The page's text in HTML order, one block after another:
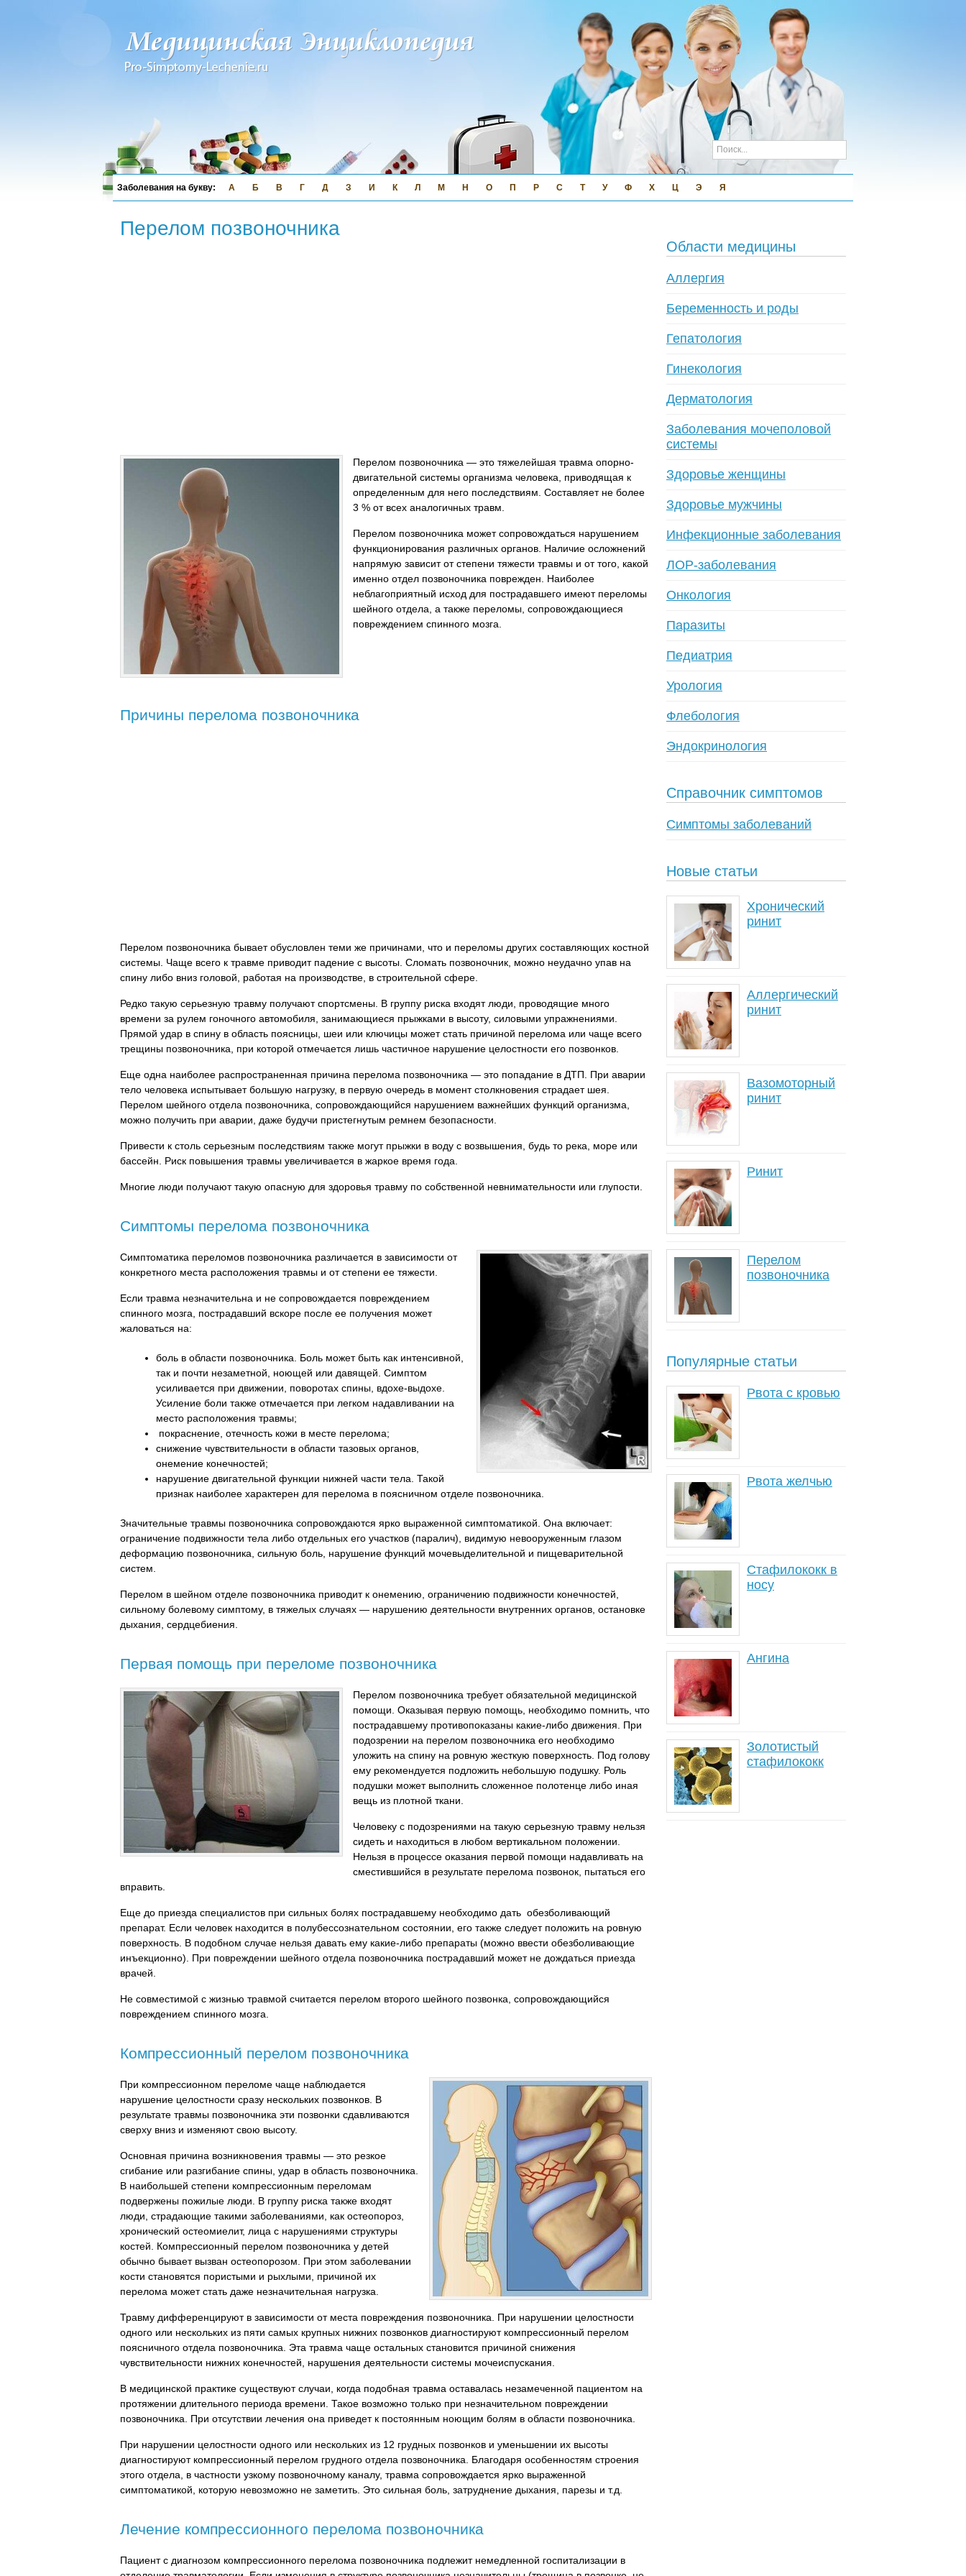
А Б В Г Д З И К Л М Н О П Р С Т У Ф Х Ц Э Я
Перелом позвоночника
Перелом позвоночника — это тяжелейшая травма опорно-
двигательной системы организма человека, приводящая к
определенным для него последствиям. Составляет не более
3 % от всех аналогичных травм.
Перелом позвоночника может сопровождаться нарушением
функционирования различных органов. Наличие осложнений
напрямую зависит от степени тяжести травмы и от того, какой
именно отдел позвоночника поврежден. Наиболее
неблагоприятный исход для пострадавшего имеют переломы
шейного отдела, а также переломы, сопровождающиеся
повреждением спинного мозга.
Причины перелома позвоночника
Перелом позвоночника бывает обусловлен теми же причинами, что и переломы других составляющих костной
системы. Чаще всего к травме приводит падение с высоты. Сломать позвоночник, можно неудачно упав на
спину либо вниз головой, работая на производстве, в строительной сфере.
Редко такую серьезную травму получают спортсмены. В группу риска входят люди, проводящие много
времени за рулем гоночного автомобиля, занимающиеся прыжками в высоту, силовыми упражнениями.
Прямой удар в спину в область поясницы, шеи или ключицы может стать причиной перелома или чаще всего
трещины позвоночника, при которой отмечается лишь частичное нарушение целостности его позвонков.
Еще одна наиболее распространенная причина перелома позвоночника — это попадание в ДТП. При аварии
тело человека испытывает большую нагрузку, в первую очередь в момент столкновения страдает шея.
Перелом шейного отдела позвоночника, сопровождающийся нарушением важнейших функций организма,
можно получить при аварии, даже будучи пристегнутым ремнем безопасности.
Привести к столь серьезным последствиям также могут прыжки в воду с возвышения, будь то река, море или
бассейн. Риск повышения травмы увеличивается в жаркое время года.
Многие люди получают такую опасную для здоровья травму по собственной невнимательности или глупости.
Симптомы перелома позвоночника
Симптоматика переломов позвоночника различается в зависимости от
конкретного места расположения травмы и от степени ее тяжести.
Если травма незначительна и не сопровождается повреждением
спинного мозга, пострадавший вскоре после ее получения может
жаловаться на:
боль в области позвоночника. Боль может быть как интенсивной,
так и почти незаметной, ноющей или давящей. Симптом
усиливается при движении, поворотах спины, вдохе-выдохе.
Усиление боли также отмечается при легком надавливании на
место расположения травмы;
покраснение, отечность кожи в месте перелома;
снижение чувствительности в области тазовых органов,
онемение конечностей;
нарушение двигательной функции нижней части тела. Такой
признак наиболее характерен для перелома в поясничном отделе позвоночника.
Значительные травмы позвоночника сопровождаются ярко выраженной симптоматикой. Она включает:
ограничение подвижности тела либо отдельных его участков (паралич), видимую невооруженным глазом
деформацию позвоночника, сильную боль, нарушение функций мочевыделительной и пищеварительной
систем.
Перелом в шейном отделе позвоночника приводит к онемению, ограничению подвижности конечностей,
сильному болевому симптому, в тяжелых случаях — нарушению деятельности внутренних органов, остановке
дыхания, сердцебиения.
Первая помощь при переломе позвоночника
Перелом позвоночника требует обязательной медицинской
помощи. Оказывая первую помощь, необходимо помнить, что
пострадавшему противопоказаны какие-либо движения. При
подозрении на перелом позвоночника его необходимо
уложить на спину на ровную жесткую поверхность. Под голову
ему рекомендуется подложить небольшую подушку. Роль
подушки может выполнить сложенное полотенце либо иная
вещь из плотной ткани.
Человеку с подозрениями на такую серьезную травму нельзя
сидеть и находиться в любом вертикальном положении.
Нельзя в процессе оказания первой помощи надавливать на
сместившийся в результате перелома позвонок, пытаться его
вправить.
Еще до приезда специалистов при сильных болях пострадавшему необходимо дать обезболивающий
препарат. Если человек находится в полубессознательном состоянии, его также следует положить на ровную
поверхность. В подобном случае нельзя давать ему какие-либо препараты (можно ввести обезболивающие
инъекционно). При повреждении шейного отдела позвоночника пострадавший может не дождаться приезда
врачей.
Не совместимой с жизнью травмой считается перелом второго шейного позвонка, сопровождающийся
повреждением спинного мозга.
Компрессионный перелом позвоночника
При компрессионном переломе чаще наблюдается
нарушение целостности сразу нескольких позвонков. В
результате травмы позвоночника эти позвонки сдавливаются
сверху вниз и изменяют свою высоту.
Основная причина возникновения травмы — это резкое
сгибание или разгибание спины, удар в область позвоночника.
В наибольшей степени компрессионным переломам
подвержены пожилые люди. В группу риска также входят
люди, страдающие такими заболеваниями, как остеопороз,
хронический остеомиелит, лица с нарушениями структуры
костей. Компрессионный перелом позвоночника у детей
обычно бывает вызван остеопорозом. При этом заболевании
кости становятся пористыми и рыхлыми, причиной их
перелома может стать даже незначительная нагрузка.
Травму дифференцируют в зависимости от места повреждения позвоночника. При нарушении целостности
одного или нескольких из пяти самых крупных нижних позвонков диагностируют компрессионный перелом
поясничного отдела позвоночника. Эта травма чаще остальных становится причиной снижения
чувствительности нижних конечностей, нарушения деятельности системы мочеиспускания.
В медицинской практике существуют случаи, когда подобная травма оставалась незамеченной пациентом на
протяжении длительного периода времени. Такое возможно только при незначительном повреждении
позвоночника. При отсутствии лечения она приведет к постоянным ноющим болям в области позвоночника.
При нарушении целостности одного или нескольких из 12 грудных позвонков и уменьшении их высоты
диагностируют компрессионный перелом грудного отдела позвоночника. Благодаря особенностям строения
этого отдела, в частности узкому позвоночному каналу, травма сопровождается ярко выраженной
симптоматикой, которую невозможно не заметить. Это сильная боль, затруднение дыхания, парезы и т.д.
Лечение компрессионного перелома позвоночника
Пациент с диагнозом компрессионного перелома позвоночника подлежит немедленной госпитализации в
Области медицины
Аллергия
Беременность и роды
Гепатология
Гинекология
Дерматология
Заболевания мочеполовой
системы
Здоровье женщины
Здоровье мужчины
Инфекционные заболевания
ЛОР-заболевания
Онкология
Паразиты
Педиатрия
Урология
Флебология
Эндокринология
Справочник симптомов
Симптомы заболеваний
Новые статьи
Хронический
ринит
Аллергический
ринит
Вазомоторный
ринит
Ринит
Перелом
позвоночника
Популярные статьи
Рвота с кровью
Рвота желчью
Стафилококк в
носу
Ангина
Золотистый
стафилококк